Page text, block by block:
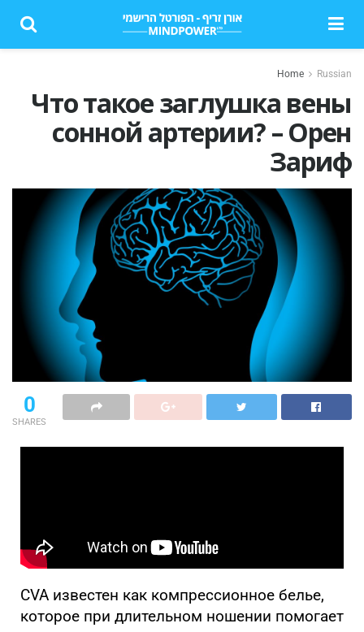
Home Russian
Что такое заглушка вены
сонной артерии? – Орен
Зариф
0
SHARES
CVA известен как компрессионное белье,
которое при длительном ношении помогает